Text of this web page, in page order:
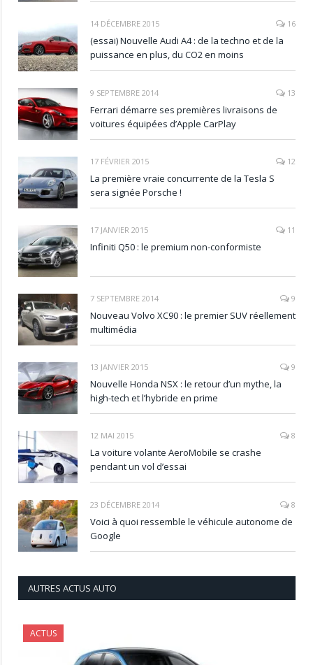
14 DÉCEMBRE 2015 16
(essai) Nouvelle Audi A4 : de la techno et de la
puissance en plus, du CO2 en moins
9 SEPTEMBRE 2014 13
Ferrari démarre ses premières livraisons de
voitures équipées d’Apple CarPlay
17 FÉVRIER 2015 12
La première vraie concurrente de la Tesla S
sera signée Porsche !
17 JANVIER 2015 11
Infiniti Q50 : le premium non-conformiste
7 SEPTEMBRE 2014 9
Nouveau Volvo XC90 : le premier SUV réellement
multimédia
13 JANVIER 2015 9
Nouvelle Honda NSX : le retour d’un mythe, la
high-tech et l’hybride en prime
12 MAI 2015 8
La voiture volante AeroMobile se crashe
pendant un vol d’essai
23 DÉCEMBRE 2014 8
Voici à quoi ressemble le véhicule autonome de
Google
AUTRES ACTUS AUTO
ACTUS